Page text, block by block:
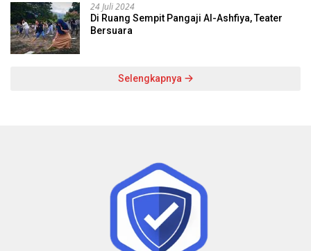
24 Juli 2024
Di Ruang Sempit Pangaji Al-Ashfiya, Teater
Bersuara
Selengkapnya